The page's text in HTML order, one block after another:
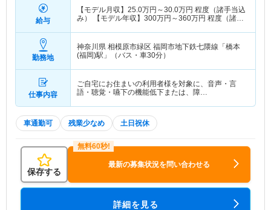
給与
【モデル月収】 25.0万円～30.0万円 程度（諸手当込
み） 【モデル年収】 300万円～360万円 程度（諸手
勤務地
神奈川県 相模原市緑区 福岡市地下鉄七隈線「橋本
(福岡)駅」（バス・車30分）
仕事内容
ご自宅にお住まいの利用者様を対象に、音声・言
語・聴覚・嚥下の機能低下または、障…
車通勤可 残業少なめ 土日祝休
保存する
最新の募集状況を問い合わせる
詳細を見る